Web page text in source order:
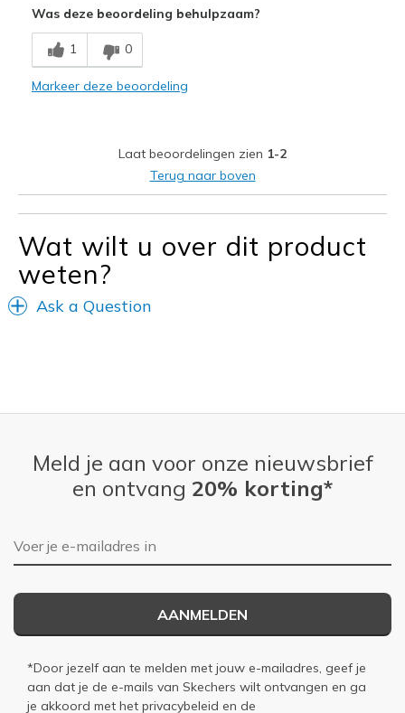
Minpunten
good
View On Shoes
I'm Really Into Shoes
Was deze beoordeling behulpzaam?
1 0
Markeer deze beoordeling
Laat beoordelingen zien 1-2
Terug naar boven
Wat wilt u over dit product
weten?
Ask a Question
Meld je aan voor onze nieuwsbrief
en ontvang 20% korting*
E-mailadres
AANMELDEN
*Door jezelf aan te melden met jouw e-mailadres, geef je
aan dat je de e-mails van Skechers wilt ontvangen en ga
je akkoord met het privacybeleid en de